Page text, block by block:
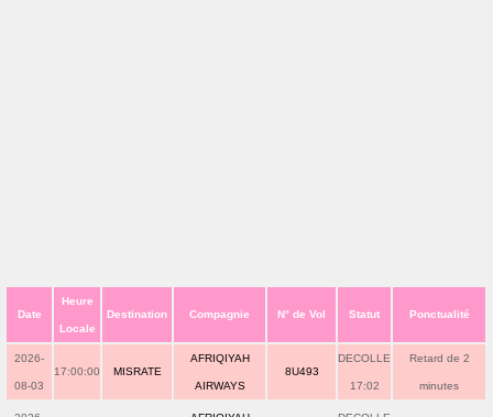
Date
Heure
Locale
Destination Compagnie N° de Vol Statut Ponctualité
2026-
08-03
17:00:00 MISRATE
AFRIQIYAH
AIRWAYS
8U493
DECOLLE
17:02
Retard de 2
minutes